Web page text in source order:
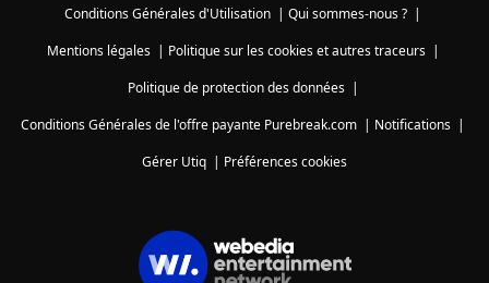
Conditions Générales d'Utilisation | Qui sommes-nous ? |
Mentions légales| Politique sur les cookies et autres traceurs|
Politique de protection des données|
Conditions Générales de l'offre payante Purebreak.com | Notifications |
Gérer Utiq | Préférences cookies